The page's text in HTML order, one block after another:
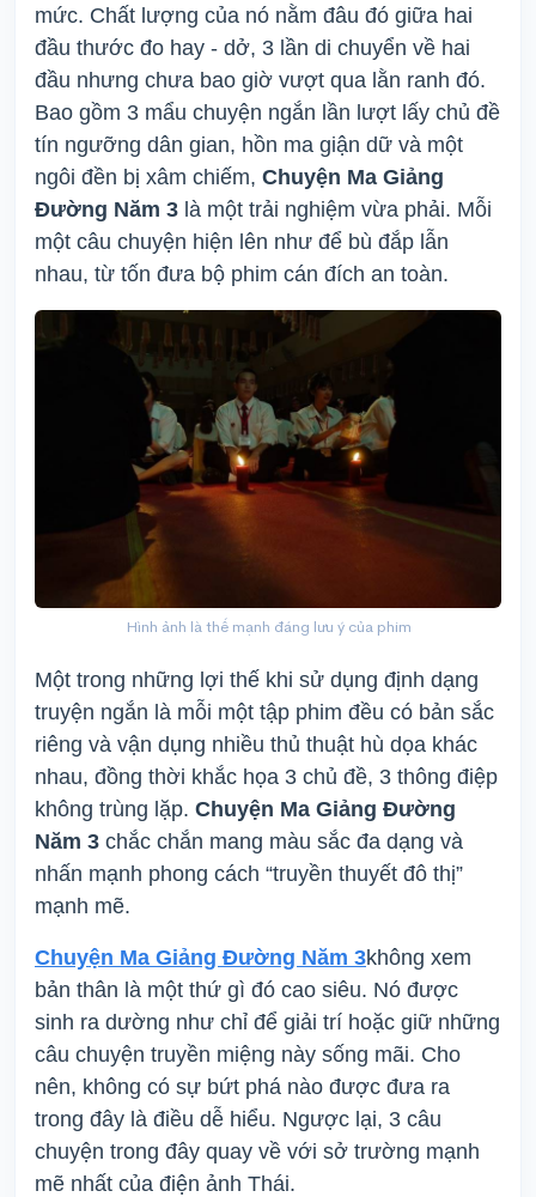
mức. Chất lượng của nó nằm đâu đó giữa hai
đầu thước đo hay - dở, 3 lần di chuyển về hai
đầu nhưng chưa bao giờ vượt qua lằn ranh đó.
Bao gồm 3 mẩu chuyện ngắn lần lượt lấy chủ đề
tín ngưỡng dân gian, hồn ma giận dữ và một
ngôi đền bị xâm chiếm, Chuyện Ma Giảng
Đường Năm 3 là một trải nghiệm vừa phải. Mỗi
một câu chuyện hiện lên như để bù đắp lẫn
nhau, từ tốn đưa bộ phim cán đích an toàn.
Hình ảnh là thế mạnh đáng lưu ý của phim
Một trong những lợi thế khi sử dụng định dạng
truyện ngắn là mỗi một tập phim đều có bản sắc
riêng và vận dụng nhiều thủ thuật hù dọa khác
nhau, đồng thời khắc họa 3 chủ đề, 3 thông điệp
không trùng lặp. Chuyện Ma Giảng Đường
Năm 3 chắc chắn mang màu sắc đa dạng và
nhấn mạnh phong cách “truyền thuyết đô thị”
mạnh mẽ.
Chuyện Ma Giảng Đường Năm 3không xem
bản thân là một thứ gì đó cao siêu. Nó được
sinh ra dường như chỉ để giải trí hoặc giữ những
câu chuyện truyền miệng này sống mãi. Cho
nên, không có sự bứt phá nào được đưa ra
trong đây là điều dễ hiểu. Ngược lại, 3 câu
chuyện trong đây quay về với sở trường mạnh
mẽ nhất của điện ảnh Thái.